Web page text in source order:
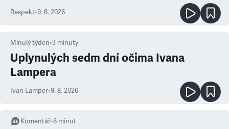
Respekt•9. 8. 2026
Minulý týden•3 minuty
Uplynulých sedm dní očima Ivana
Lampera
Ivan Lamper•9. 8. 2026
Komentář•6 minut